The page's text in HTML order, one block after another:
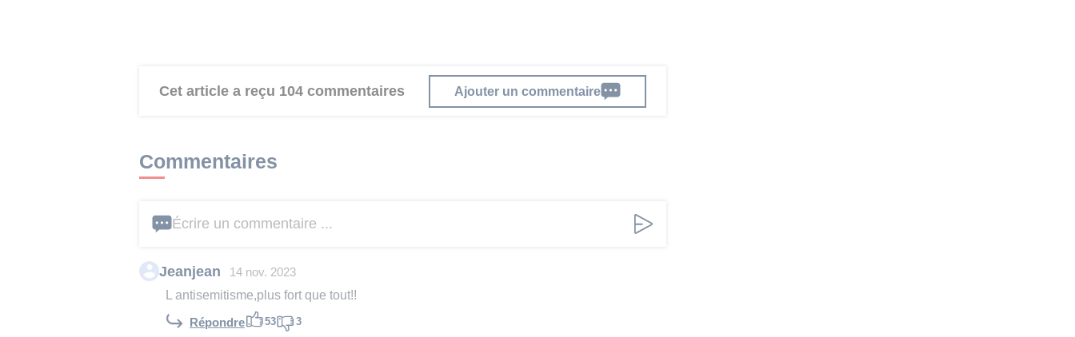
Cet article a reçu 104 commentaires Ajouter un commentaire
Commentaires
Écrire un commentaire ...
Jeanjean 14 nov. 2023
L antisemitisme,plus fort que tout!!
Répondre 53 3